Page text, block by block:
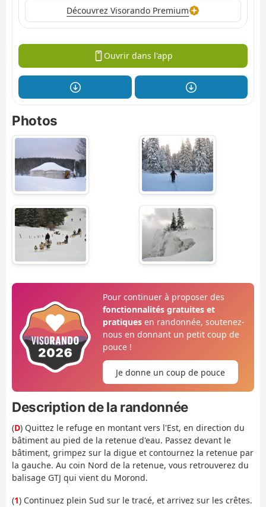
Découvrez Visorando Premium
Ouvrir dans l'app
Photos
Pour continuer à proposer des
fonctionnalités gratuites et
pratiquesen randonnée, soutenez-
nous en donnant un petit coup de
pouce !
Je donne un coup de pouce
Description de la randonnée
(D) Quittez le refuge en montant vers l'Est, en direction du
bâtiment au pied de la retenue d'eau. Passez devant le
bâtiment, grimpez sur la digue et contournez la retenue par
la gauche. Au coin Nord de la retenue, vous retrouverez du
balisage GTJ qui vient du Morond.
(1) Continuez plein Sud sur le tracé, et arrivez sur les crêtes.